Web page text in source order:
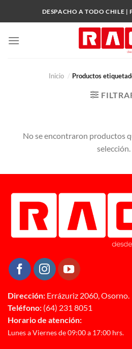
DESPACHO A TODO CHILE |
Inicio / Productos
No se encontraron productos
selección.
Dirección: Errázuriz 2060, Osorno.
Teléfono: (64) 231 8051
Horario de atención:
Lunes a Viernes de 09:00 a 17:00 hrs.